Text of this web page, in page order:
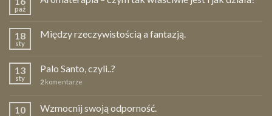
paź
18
sty
Między rzeczywistością a fantazją.
13
sty
Palo Santo, czyli..?
2 komentarze
10 Wzmocnij swoją odporność.